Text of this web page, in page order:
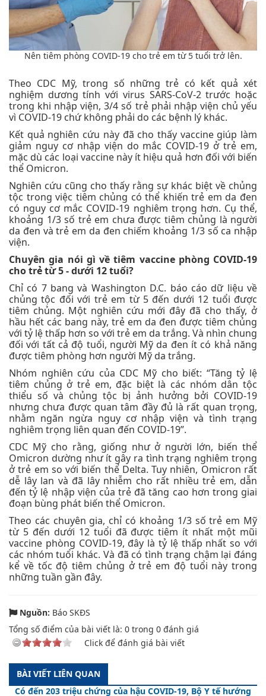
Nên tiêm phòng COVID-19 cho trẻ em từ 5 tuổi trở lên.
Theo CDC Mỹ, trong số những trẻ có kết quả xét
nghiệm dương tính với virus SARS-CoV-2 trước hoặc
trong khi nhập viện, 3/4 số trẻ phải nhập viện chủ yếu
vì COVID-19 chứ không phải do các bệnh lý khác.
Kết quả nghiên cứu này đã cho thấy vaccine giúp làm
giảm nguy cơ nhập viện do mắc COVID-19 ở trẻ em,
mặc dù các loại vaccine này ít hiệu quả hơn đối với biến
thể Omicron.
Nghiên cứu cũng cho thấy rằng sự khác biệt về chủng
tộc trong việc tiêm chủng có thể khiến trẻ em da đen
có nguy cơ mắc COVID-19 nghiêm trọng hơn. Cụ thể,
khoảng 1/3 số trẻ em chưa được tiêm chủng là người
da đen và trẻ em da đen chiếm khoảng 1/3 số ca nhập
viện.
Chuyên gia nói gì về tiêm vaccine phòng COVID-19
cho trẻ từ 5 - dưới 12 tuổi?
Chỉ có 7 bang và Washington D.C. báo cáo dữ liệu về
chủng tộc đối với trẻ em từ 5 đến dưới 12 tuổi được
tiêm chủng. Một nghiên cứu mới đây đã cho thấy, ở
hầu hết các bang này, trẻ em da đen được tiêm chủng
với tỷ lệ thấp hơn so với trẻ em da trắng. Và nhìn chung
đối với tất cả độ tuổi, người Mỹ da đen ít có khả năng
được tiêm phòng hơn người Mỹ da trắng.
Nhóm nghiên cứu của CDC Mỹ cho biết: “Tăng tỷ lệ
tiêm chủng ở trẻ em, đặc biệt là các nhóm dân tộc
thiểu số và chủng tộc bị ảnh hưởng bởi COVID-19
nhưng chưa được quan tâm đầy đủ là rất quan trọng,
nhằm ngăn ngừa nguy cơ nhập viện và tình trạng
nghiêm trọng liên quan đến COVID-19”.
CDC Mỹ cho rằng, giống như ở người lớn, biến thể
Omicron dường như ít gây ra tình trạng nghiêm trọng
ở trẻ em so với biến thể Delta. Tuy nhiên, Omicron rất
dễ lây lan và đã lây nhiễm cho rất nhiều trẻ em, dẫn
đến tỷ lệ nhập viện của trẻ đã tăng cao hơn trong giai
đoạn bùng phát biến thể Omicron.
Theo các chuyên gia, chỉ có khoảng 1/3 số trẻ em Mỹ
từ 5 đến dưới 12 tuổi đã được tiêm ít nhất một mũi
vaccine phòng COVID-19, đây là tỷ lệ thấp nhất so với
các nhóm tuổi khác. Và đã có tình trạng chậm lại đáng
kể về tốc độ tiêm chủng ở trẻ em độ tuổi này trong
những tuần gần đây.
Nguồn: Báo SKĐS
Tổng số điểm của bài viết là: 0 trong 0 đánh giá
Click để đánh giá bài viết
BÀI VIẾT LIÊN QUAN
Có đến 203 triệu chứng của hậu COVID-19, Bộ Y tế hướng